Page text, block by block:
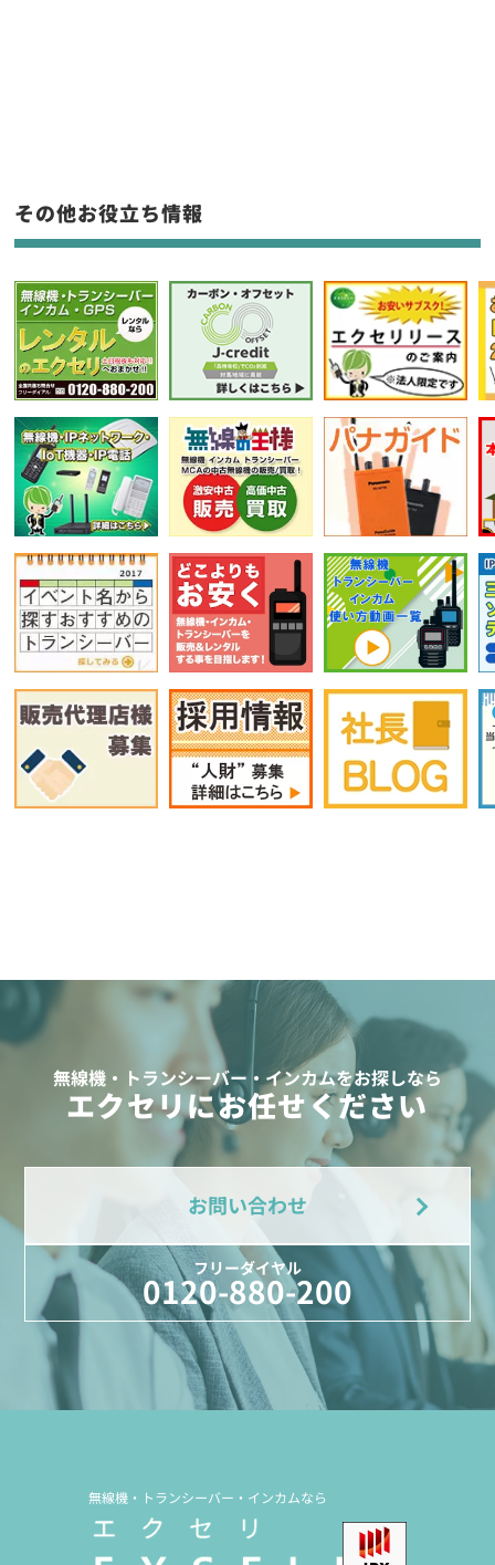
フリーワード入力(製品名等)
選択条件をリセット
その他お役立ち情報
無線機・トランシーバー・インカムをお探しなら
エクセリにお任せください
お問い合わせ
フリーダイヤル
0120-880-200
無線機・トランシーバー・インカムなら